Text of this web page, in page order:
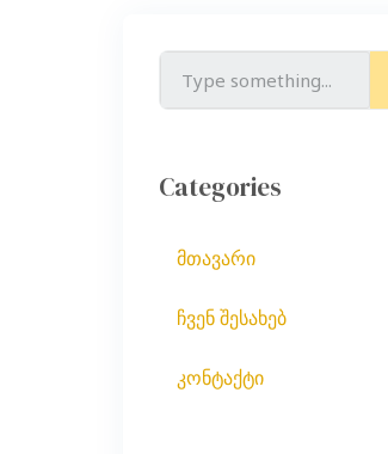
Categories
მთავარი
ჩვენ შესახებ
კონტაქტი